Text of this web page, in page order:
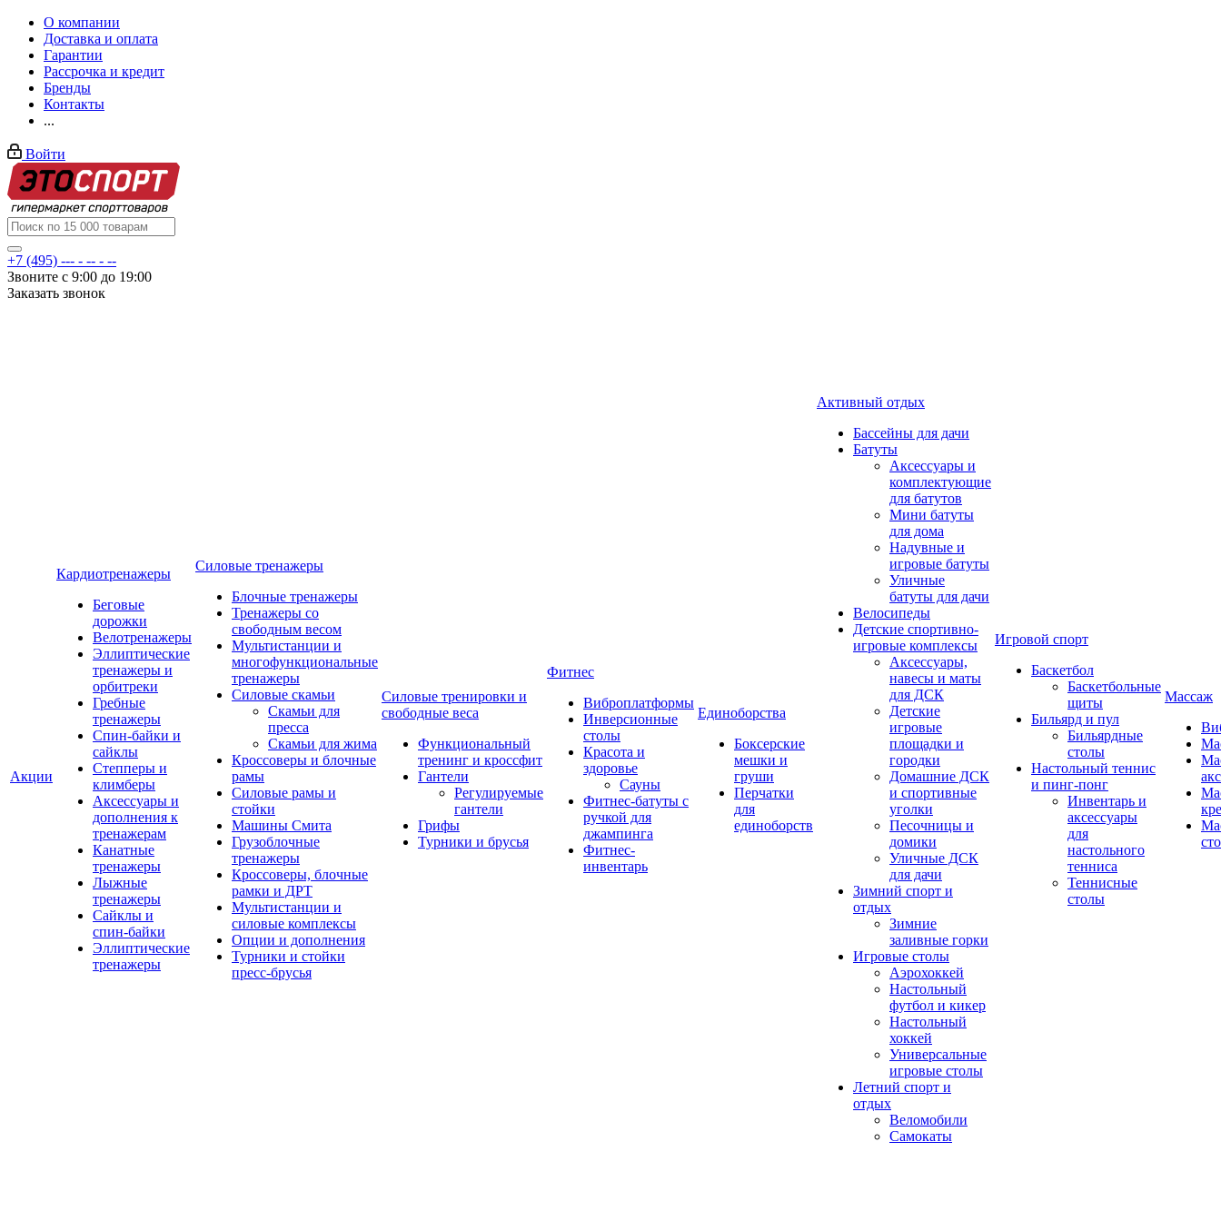
О компании
Доставка и оплата
Гарантии
Рассрочка и кредит
Бренды
Контакты
...
Войти
+7 (495) --- - -- - --
Звоните с 9:00 до 19:00
Заказать звонок
Акции
Кардиотренажеры
Беговые
дорожки
Велотренажеры
Эллиптические
тренажеры и
орбитреки
Гребные
тренажеры
Спин-байки и
сайклы
Степперы и
климберы
Аксессуары и
дополнения к
тренажерам
Канатные
тренажеры
Лыжные
тренажеры
Сайклы и
спин-байки
Эллиптические
тренажеры
Силовые тренажеры
Блочные тренажеры
Тренажеры со
свободным весом
Мультистанции и
многофункциональные
тренажеры
Силовые скамьи
Скамьи для
пресса
Скамьи для жима
Кроссоверы и блочные
рамы
Силовые рамы и
стойки
Машины Смита
Грузоблочные
тренажеры
Кроссоверы, блочные
рамки и ДРТ
Мультистанции и
силовые комплексы
Опции и дополнения
Турники и стойки
пресс-брусья
Силовые тренировки и
свободные веса
Функциональный
тренинг и кроссфит
Гантели
Регулируемые
гантели
Грифы
Турники и брусья
Фитнес
Виброплатформы
Инверсионные
столы
Красота и
здоровье
Сауны
Фитнес-батуты с
ручкой для
джампинга
Фитнес-
инвентарь
Единоборства
Боксерские
мешки и
груши
Перчатки
для
единоборств
Активный отдых
Бассейны для дачи
Батуты
Аксессуары и
комплектующие
для батутов
Мини батуты
для дома
Надувные и
игровые батуты
Уличные
батуты для дачи
Велосипеды
Детские спортивно-
игровые комплексы
Аксессуары,
навесы и маты
для ДСК
Детские
игровые
площадки и
городки
Домашние ДСК
и спортивные
уголки
Песочницы и
домики
Уличные ДСК
для дачи
Зимний спорт и
отдых
Зимние
заливные горки
Игровые столы
Аэрохоккей
Настольный
футбол и кикер
Настольный
хоккей
Универсальные
игровые столы
Летний спорт и
отдых
Веломобили
Самокаты
Игровой спорт
Баскетбол
Баскетбольные
щиты
Бильярд и пул
Бильярдные
столы
Настольный теннис
и пинг-понг
Инвентарь и
аксессуары
для
настольного
тенниса
Теннисные
столы
Массаж